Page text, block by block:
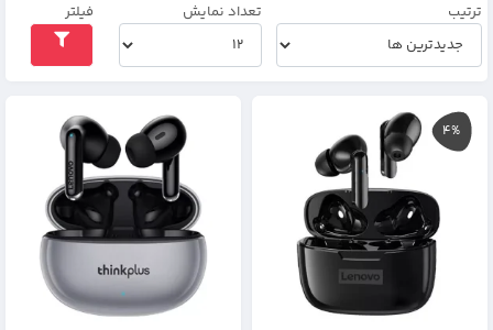
ترتیب تعداد نمایش فیلتر
4%